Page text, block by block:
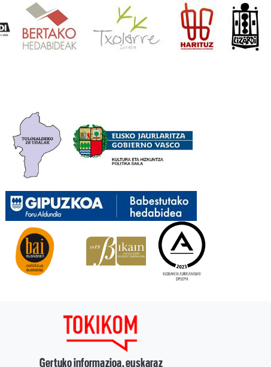
Gertuko informazioa, euskaraz